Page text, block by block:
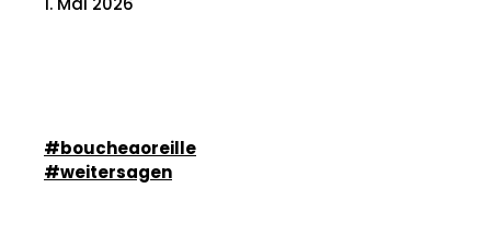
#boucheaoreille
#weitersagen